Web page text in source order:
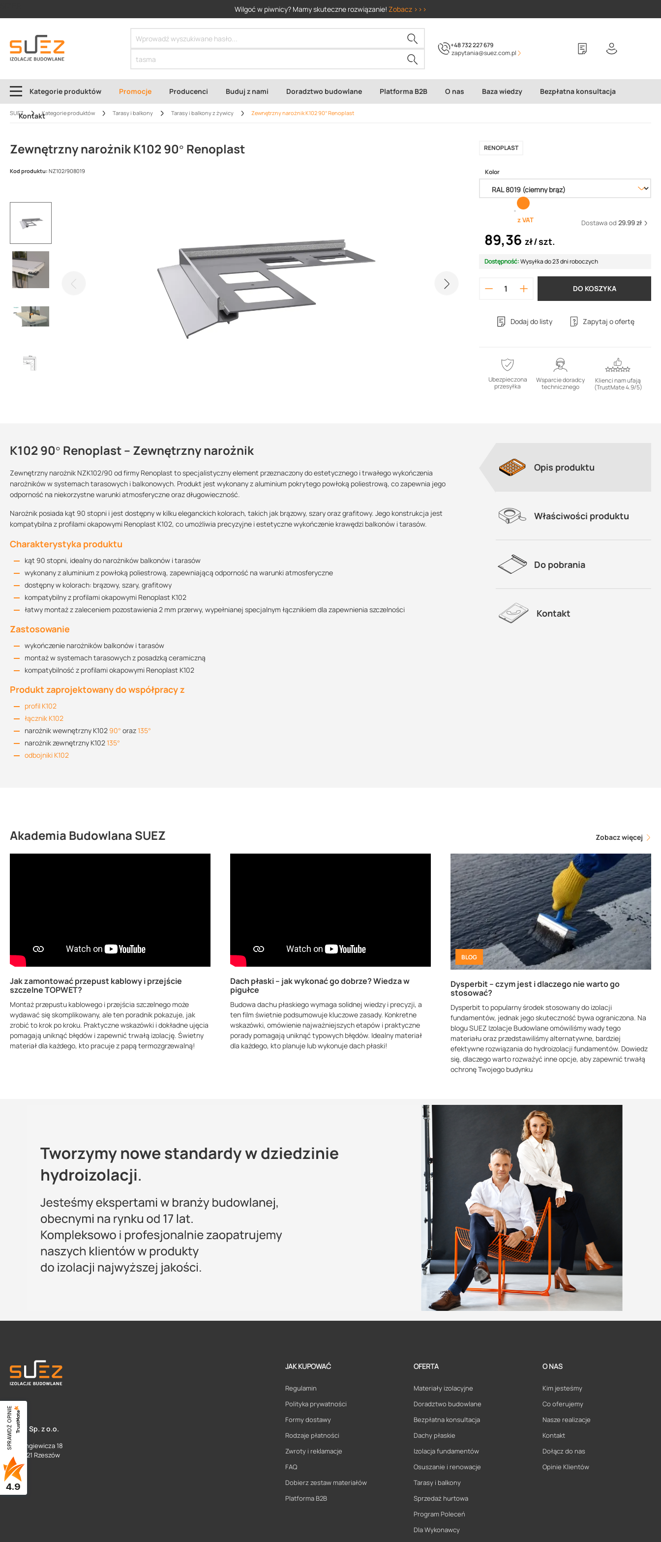
Wilgoć w piwnicy? Mamy skuteczne rozwiązanie! Zobacz >>>
+48 732 227 679
zapytania@suez.com.pl
Kategorie produktów Promocje Producenci Buduj z nami Doradztwo budowlane Platforma B2B O nas Baza wiedzy Bezpłatna konsultacja
Kontakt
SUEZ Kategorie produktów Tarasy i balkony Tarasy i balkony z żywicy Zewnętrzny narożnik K102 90° Renoplast
Zewnętrzny narożnik K102 90° Renoplast RENOPLAST
Kod produktu: NZ102/908019 Kolor
z VAT Dostawa od 29.99 zł
89,36 zł szt.
Dostępność:Wysyłka do 23 dni roboczych
DO KOSZYKA
Dodaj do listy Zapytaj o ofertę
Ubezpieczona
przesyłka
Wsparcie doradcy
technicznego
Klienci nam ufają
(TrustMate 4.9/5)
K102 90° Renoplast – Zewnętrzny narożnik
Zewnętrzny narożnik NZK102/90 od firmy Renoplast to specjalistyczny element przeznaczony do estetycznego i trwałego wykończenia
narożników w systemach tarasowych i balkonowych. Produkt jest wykonany z aluminium pokrytego powłoką poliestrową, co zapewnia jego
odporność na niekorzystne warunki atmosferyczne oraz długowieczność.
Narożnik posiada kąt 90 stopni i jest dostępny w kilku eleganckich kolorach, takich jak brązowy, szary oraz grafitowy. Jego konstrukcja jest
kompatybilna z profilami okapowymi Renoplast K102, co umożliwia precyzyjne i estetyczne wykończenie krawędzi balkonów i tarasów.
Charakterystyka produktu
kąt 90 stopni, idealny do narożników balkonów i tarasów
wykonany z aluminium z powłoką poliestrową, zapewniającą odporność na warunki atmosferyczne
dostępny w kolorach: brązowy, szary, grafitowy
kompatybilny z profilami okapowymi Renoplast K102
łatwy montaż z zaleceniem pozostawienia 2 mm przerwy, wypełnianej specjalnym łącznikiem dla zapewnienia szczelności
Zastosowanie
wykończenie narożników balkonów i tarasów
montaż w systemach tarasowych z posadzką ceramiczną
kompatybilność z profilami okapowymi Renoplast K102
Produkt zaprojektowany do współpracy z
profil K102
łącznik K102
narożnik wewnętrzny K102 90° oraz135°
narożnik zewnętrzny K102135°
odbojniki K102
Sprzedajemy na:
sztuki
Podlega zwrotowi?:
tak
Instrukcja montażu
Informacja techniczna
Deklaracja Właściwości Użytkowych
3.32 MB
Kontakt
Maszy pytania lub wątpliwości?
07:00 - 15:00
Opis produktu
Właściwości produktu
Do pobrania
Kontakt
Akademia Budowlana SUEZ Zobacz więcej
Jak zamontować przepust kablowy i przejście
szczelne TOPWET?
Montaż przepustu kablowego i przejścia szczelnego może
wydawać się skomplikowany, ale ten poradnik pokazuje, jak
zrobić to krok po kroku. Praktyczne wskazówki i dokładne ujęcia
pomagają uniknąć błędów i zapewnić trwałą izolację. Świetny
materiał dla każdego, kto pracuje z papą termozgrzewalną!
Dach płaski – jak wykonać go dobrze? Wiedza w
pigułce
Budowa dachu płaskiego wymaga solidnej wiedzy i precyzji, a
ten film świetnie podsumowuje kluczowe zasady. Konkretne
wskazówki, omówienie najważniejszych etapów i praktyczne
porady pomagają uniknąć typowych błędów. Idealny materiał
dla każdego, kto planuje lub wykonuje dach płaski!
BLOG
Dysperbit – czym jest i dlaczego nie warto go
stosować?
Dysperbit to popularny środek stosowany do izolacji
fundamentów, jednak jego skuteczność bywa ograniczona. Na
blogu SUEZ Izolacje Budowlane omówiliśmy wady tego
materiału oraz przedstawiliśmy alternatywne, bardziej
efektywne rozwiązania do hydroizolacji fundamentów. Dowiedz
się, dlaczego warto rozważyć inne opcje, aby zapewnić trwałą
ochronę Twojego budynku
SUEZ Sp. z o.o.
ul. Langiewicza 18
35 - 021 Rzeszów
JAK KUPOWAĆ
Regulamin
Polityka prywatności
Formy dostawy
Rodzaje płatności
Zwroty i reklamacje
FAQ
Dobierz zestaw materiałów
Platforma B2B
OFERTA
Materiały izolacyjne
Doradztwo budowlane
Bezpłatna konsultacja
Dachy płaskie
Izolacja fundamentów
Osuszanie i renowacje
Tarasy i balkony
Sprzedaż hurtowa
Program Poleceń
Dla Wykonawcy
O NAS
Kim jesteśmy
Co oferujemy
Nasze realizacje
Kontakt
Dołącz do nas
Opinie Klientów
SPRAWDŹ OPINIE
4.9